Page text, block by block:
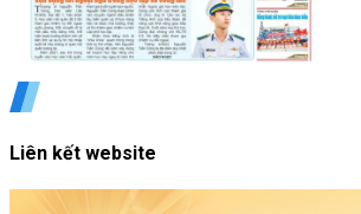
Liên kết website